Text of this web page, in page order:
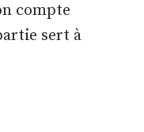
compte
sert à